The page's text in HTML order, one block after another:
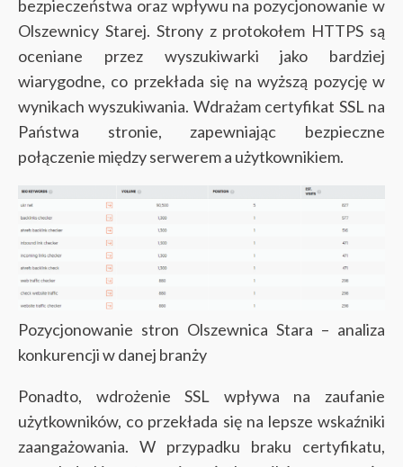
bezpieczeństwa oraz wpływu na pozycjonowanie w
Olszewnicy Starej. Strony z protokołem HTTPS są
oceniane przez wyszukiwarki jako bardziej
wiarygodne, co przekłada się na wyższą pozycję w
wynikach wyszukiwania. Wdrażam certyfikat SSL na
Państwa stronie, zapewniając bezpieczne
połączenie między serwerem a użytkownikiem.
Pozycjonowanie stron Olszewnica Stara – analiza
konkurencji w danej branży
Ponadto, wdrożenie SSL wpływa na zaufanie
użytkowników, co przekłada się na lepsze wskaźniki
zaangażowania. W przypadku braku certyfikatu,